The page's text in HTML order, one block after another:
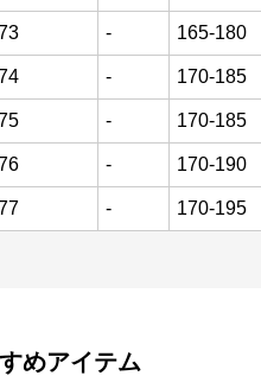
- 165-180
- 170-185
- 170-185
- 170-190
- 170-195
めアイテム